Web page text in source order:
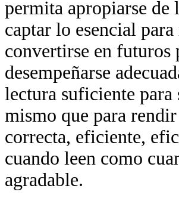
permita apropiarse de
captar lo esencial
convertirse en futuros
desempeñarse
lectura suficiente
mismo que para
correcta, eficiente,
cuando leen como
agradable.